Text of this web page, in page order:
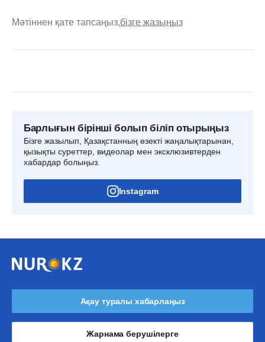
Мәтіннен қате тапсаңыз,бізге жазыңыз
Барлығын бірінші болып біліп отырыңыз
Бізге жазылып, Қазақстанның өзекті жаңалықтарынан,
қызықты суреттер, видеолар мен эксклюзивтерден
хабардар болыңыз.
Instagram
Ақау туралы хабарлаңыз
Жарнама берушілерге